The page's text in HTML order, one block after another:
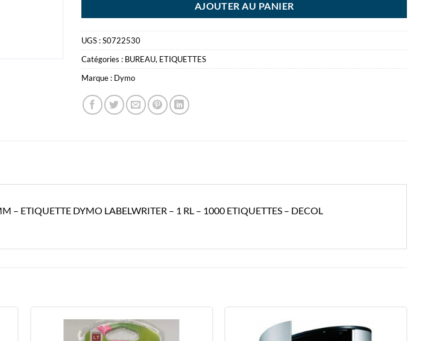
AJOUTER AU PANIER
UGS :S0722530
Catégories : BUREAU, ETIQUETTES
Marque : Dymo
– ETIQUETTE DYMO LABELWRITER – 1 RL – 1000 ETIQUETTES – DECOL